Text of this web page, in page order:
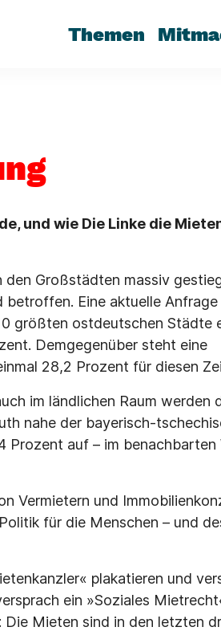
Themen
und wie Die Linke die
Großstädten massiv
Eine aktuelle
größten ostdeutschen Städte
Demgegenüber steht eine
28,2 Prozent für diesen
im ländlichen Raum werden
nahe der bayerisch-
auf – im benachbarten
Vermietern und
für die Menschen – und
plakatieren und
ein »Soziales
Mieten sind in den letzten